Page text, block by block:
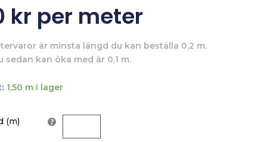
kr per meter
är minsta längd du kan beställa 0,2 m.
sedan kan öka med är 0,1 m.
1,50 m i lager
(m)